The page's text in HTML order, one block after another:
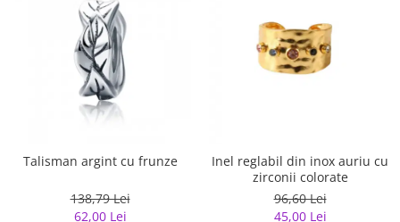
Talisman argint cu frunze
138,79 Lei
62,00 Lei
Inel reglabil din inox auriu cu
zirconii colorate
96,60 Lei
45,00 Lei